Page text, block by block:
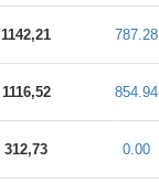
1142,21 787.28
1116,52 854.94
312,73 0.00